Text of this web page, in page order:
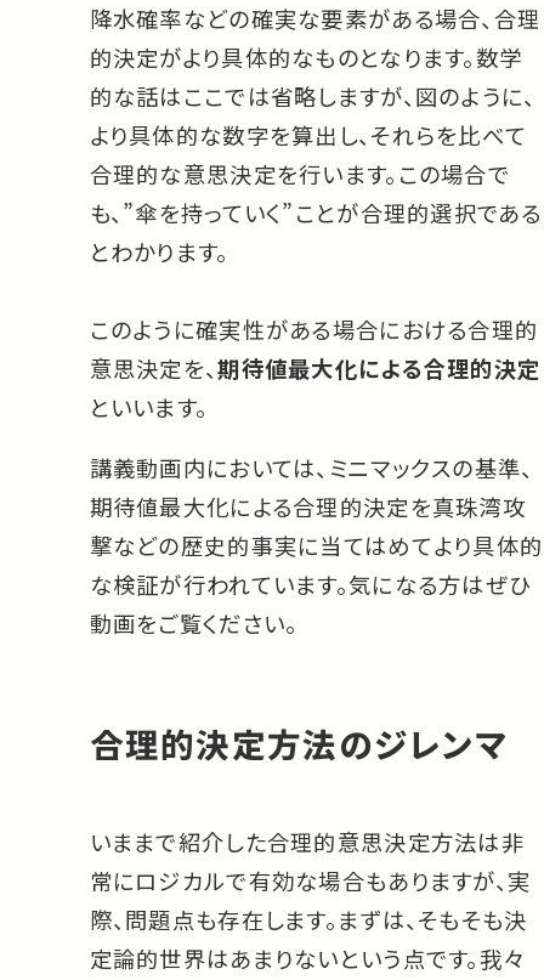
降水確率などの確実な要素がある場合、合理
的決定がより具体的なものとなります。数学
的な話はここでは省略しますが、図のように、
より具体的な数字を算出し、それらを比べて
合理的な意思決定を行います。この場合で
も、”傘を持っていく”ことが合理的選択である
とわかります。
このように確実性がある場合における合理的
意思決定を、期待値最大化による合理的決定
といいます。
講義動画内においては、ミニマックスの基準、
期待値最大化による合理的決定を真珠湾攻
撃などの歴史的事実に当てはめてより具体的
な検証が行われています。気になる方はぜひ
動画をご覧ください。
合理的決定方法のジレンマ
いままで紹介した合理的意思決定方法は非
常にロジカルで有効な場合もありますが、実
際、問題点も存在します。まずは、そもそも決
定論的世界はあまりないという点です。我々